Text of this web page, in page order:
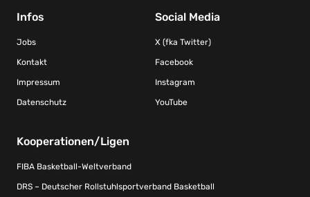
Infos
Jobs
Kontakt
Impressum
Datenschutz
Social Media
X (fka Twitter)
Facebook
Instagram
YouTube
Kooperationen/Ligen
FIBA Basketball-Weltverband
DRS – Deutscher Rollstuhlsportverband Basketball